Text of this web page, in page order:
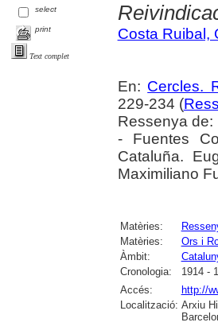
select
print
Text complet
Costa Ruibal,
En: Cercles.
229-234 (
Ressenya de:
- Fuentes
Cataluña.
Maximiliano
Matèries:
Matèries:
Ors i
Àmbit:
Cronologia:
1914 -
Accés:
http://
Localització: Arxiu